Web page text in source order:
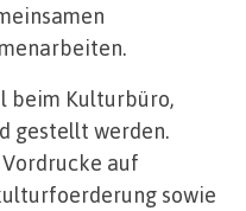
beim Kulturbüro,
gestellt werden.
auf
sowie